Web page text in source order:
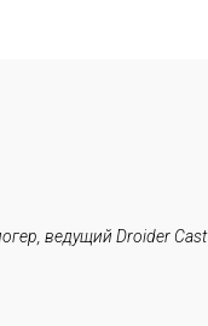
ведущий Droider Cast